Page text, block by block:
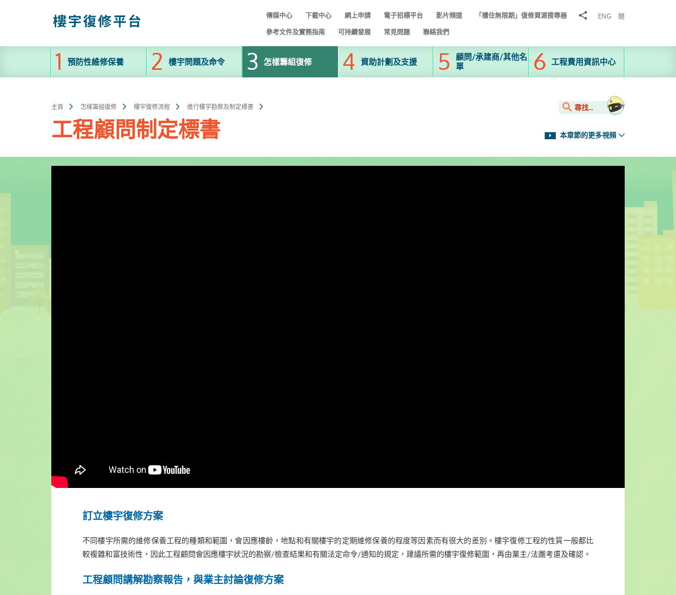
容
傳媒中心 下載中心 網上申請 電子招標平台 影片頻道 「樓住無限期」復修資源搜尋器
分
ENG 簡
參考文件及實務指南 可持續發展 常見問題 聯絡我們
預防性維修保養 樓宇問題及命令 怎樣籌組復修 資助計劃及支援
顧問/承建商/其他名
單
工程費用資訊中心
主頁 怎樣籌組復修 樓宇復修流程 進行樓宇勘察及制定標書
工程顧問制定標書
尋找...
本章節的更多視頻
訂立樓宇復修方案
不同樓宇所需的維修保養工程的種類和範圍，會因應樓齡，地點和有關樓宇的定期維修保養的程度等因素而有很大的差別。樓宇復修工程的性質一般都比
較複雜和富技術性，因此工程顧問會因應樓宇狀況的勘察/檢查結果和有關法定命令/通知的規定，建議所需的樓宇復修範圍，再由業主/法團考慮及確認。
工程顧問講解勘察報告，與業主討論復修方案